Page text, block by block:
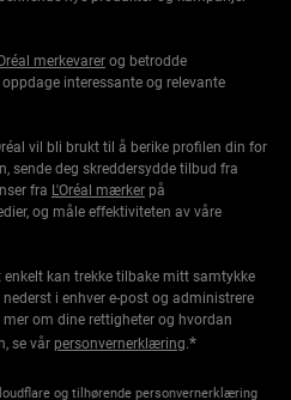
merkevarer og betrodde
interessante og relevante
vil bli brukt til å berike profilen din for
sende deg skreddersydde tilbud fra
fra L'Oréal mærker på
og måle effektiviteten av våre
kan trekke tilbake mitt samtykke
i enhver e-post og administrere
om dine rettigheter og hvordan
se vår personvernerklæring.*
og tilhørende personvernerklæring